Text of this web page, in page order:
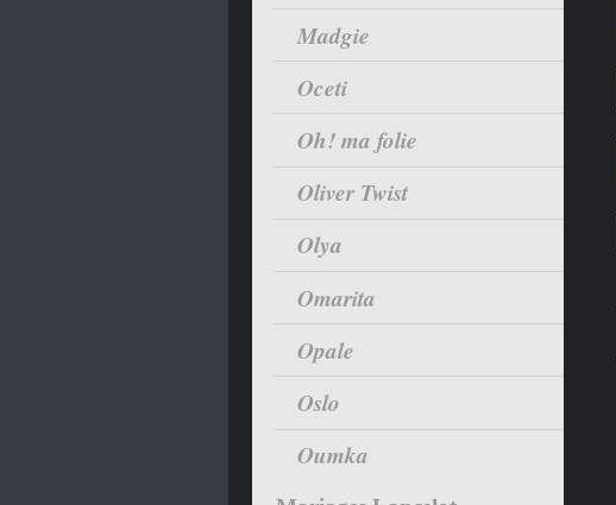
Madgie
Oceti
Oh! ma folie
Oliver Twist
Olya
Omarita
Opale
Oslo
Oumka